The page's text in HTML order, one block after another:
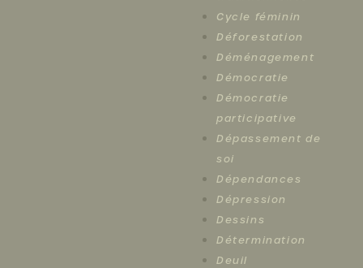
Cycle féminin
Déforestation
Déménagement
Démocratie
Démocratie
participative
Dépassement de
soi
Dépendances
Dépression
Dessins
Détermination
Deuil